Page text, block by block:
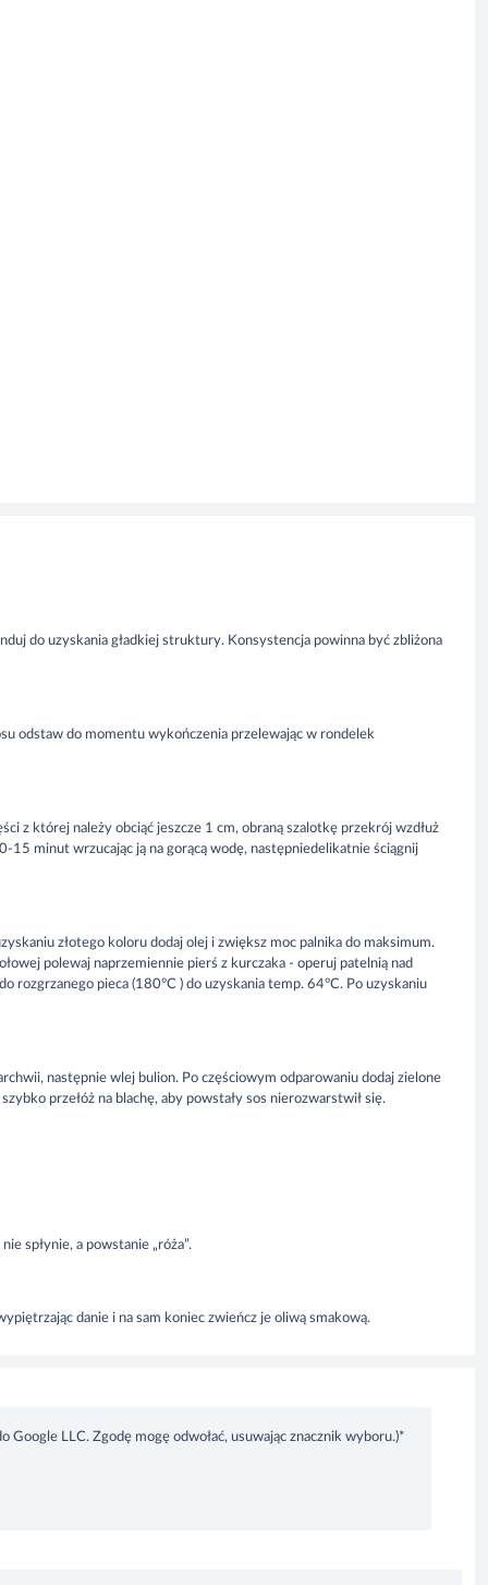
do uzyskania gładkiej struktury. Konsystencja powinna być zbliżona
odstaw do momentu wykończenia przelewając w rondelek
z której należy obciąć jeszcze 1 cm, obraną szalotkę przekrój wzdłuż
minut wrzucając ją na gorącą wodę, następniedelikatnie ściągnij
złotego koloru dodaj olej i zwiększ moc palnika do maksimum.
polewaj naprzemiennie pierś z kurczaka - operuj patelnią nad
rozgrzanego pieca (180°C ) do uzyskania temp. 64°C. Po uzyskaniu
następnie wlej bulion. Po częściowym odparowaniu dodaj zielone
przełóż na blachę, aby powstały sos nierozwarstwił się.
spłynie, a powstanie „róża”.
danie i na sam koniec zwieńcz je oliwą smakową.
LLC. Zgodę mogę odwołać, usuwając znacznik wyboru.)*